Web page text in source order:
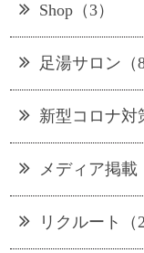
Shop（3）
足湯サロン（8
新型コロナ対
メディア掲載
リクルート（2